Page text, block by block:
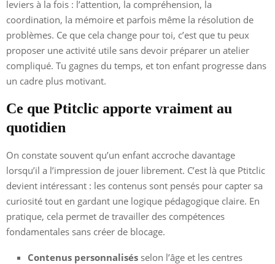
leviers à la fois : l’attention, la compréhension, la
coordination, la mémoire et parfois même la résolution de
problèmes. Ce que cela change pour toi, c’est que tu peux
proposer une activité utile sans devoir préparer un atelier
compliqué. Tu gagnes du temps, et ton enfant progresse dans
un cadre plus motivant.
Ce que Ptitclic apporte vraiment au
quotidien
On constate souvent qu’un enfant accroche davantage
lorsqu’il a l’impression de jouer librement. C’est là que Ptitclic
devient intéressant : les contenus sont pensés pour capter sa
curiosité tout en gardant une logique pédagogique claire. En
pratique, cela permet de travailler des compétences
fondamentales sans créer de blocage.
Contenus personnalisés selon l’âge et les centres